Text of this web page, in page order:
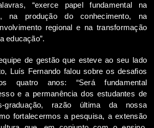
“exerce papel fundamental na
na produção do conhecimento, na
regional e na transformação
educação”.
de gestão que esteve ao seu lado
Luís Fernando falou sobre os desafios
quatro anos: “Será fundamental
e a permanência dos estudantes de
graduação, razão última da nossa
fortalecermos a pesquisa, a extensão